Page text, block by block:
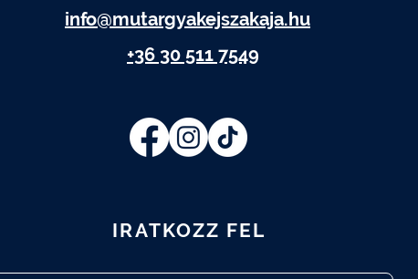
info@mutargyakejszakaja.hu
+36 30 511 7549
IRATKOZZ FEL